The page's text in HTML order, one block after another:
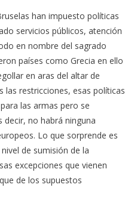
han impuesto políticas
servicios públicos, atención
en nombre del sagrado
países como Grecia en ello
en aras del altar de
las restricciones, esas políticas
las armas pero se
no habrá ninguna
Lo que sorprende es
de sumisión de la
excepciones que vienen
de los supuestos